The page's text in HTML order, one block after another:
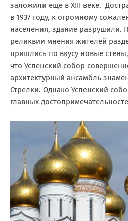
заложили еще в XIII веке.
в 1937 году, к огромному
населения, здание разрушили.
реликвии мнения жителей
пришлись по вкусу новые
что Успенский собор
архитектурный ансамбль
Стрелки. Однако Успенский
главных